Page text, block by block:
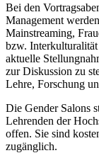
Bei den
Management
Mainstreaming,
bzw.
aktuelle
zur Diskussion zu
Lehre, Forschung
Die Gender Salons
Lehrenden der
offen. Sie sind
zugänglich.